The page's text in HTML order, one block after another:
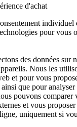
d'achat
individuel
pour vous
des données sur
Nous les
et pour vous
que pour analyser
pouvons comparer
et vous
uniquement si